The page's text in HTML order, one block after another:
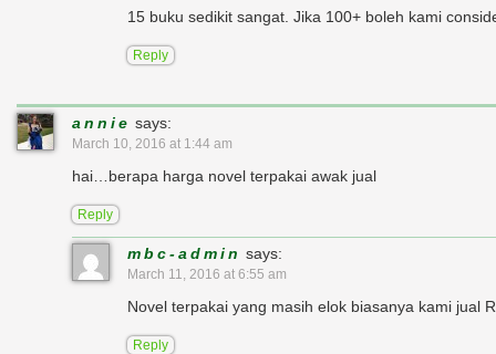
15 buku sedikit sangat. Jika 100+ boleh kami
Reply
annie says:
March 10, 2016 at 1:44 am
hai…berapa harga novel terpakai awak jual
Reply
mbc-admin says:
March 11, 2016 at 6:55 am
Novel terpakai yang masih elok biasanya kami jual
Reply